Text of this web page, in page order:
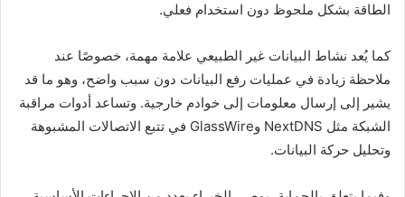
الطاقة بشكل ملحوظ دون استخدام فعلي.
كما يُعد نشاط البيانات غير الطبيعي علامة مهمة، خصوصًا عند
ملاحظة زيادة في عمليات رفع البيانات دون سبب واضح، وهو ما قد
يشير إلى إرسال معلومات إلى خوادم خارجية. وتساعد أدوات مراقبة
الشبكة مثل NextDNS وGlassWire في تتبع الاتصالات المشبوهة
وتحليل حركة البيانات.